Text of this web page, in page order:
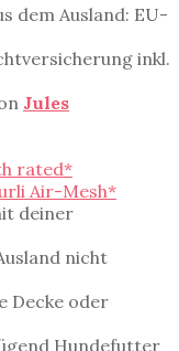
dem Ausland: EU-
inkl.
Jules
rated*
Air-Mesh*
deiner
nicht
Decke oder
Hundefutter